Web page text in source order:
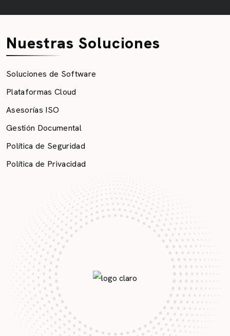
Nuestras Soluciones
Soluciones de Software
Plataformas Cloud
Asesorías ISO
Gestión Documental
Política de Seguridad
Política de Privacidad